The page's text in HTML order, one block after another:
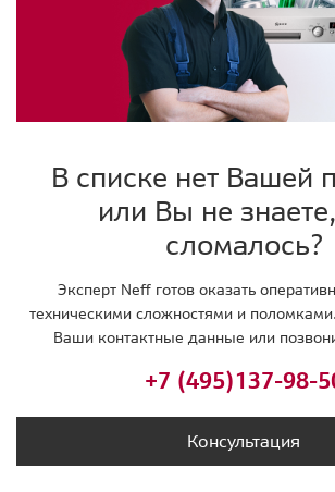
В списке нет Вашей
или Вы не
сломалось?
Эксперт Neff готов оказать
техническими сложностями и
Ваши контактные данные или
+7 (495)137-98-
Консультация